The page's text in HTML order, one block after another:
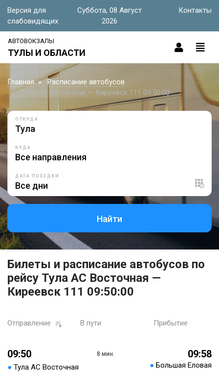
Версия для
слабовидящих
Суббота, 08 Август
2026
Контакты
АВТОВОКЗАЛЫ
ТУЛЫ И ОБЛАСТИ
Главная
Расписание автобусов
Тула АС Восточная — Киреевск 111 09:50:00
ОТКУДА
КУДА
ДАТА ПОЕЗДКИ
Найти
Билеты и расписание автобусов по
рейсу Тула АС Восточная —
Киреевск 111 09:50:00
Отправление В пути Прибытие
09:50
● Тула АС Восточная
8 мин. 09:58
● Большая Еловая